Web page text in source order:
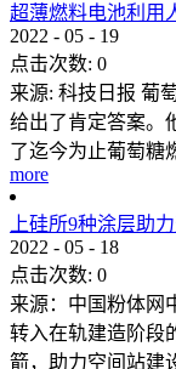
超薄燃料电池利用
2022 - 05 - 19
点击次数: 0
来源: 科技日报 葡
给出了肯定答案。
了迄今为止葡萄糖
more
上硅所9种涂层助
2022 - 05 - 18
点击次数: 0
来源：中国粉体网
转入在轨建造阶段
箭，助力空间站建